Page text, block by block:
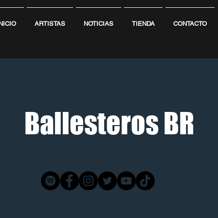
ARTISTAS NOTICIAS TIENDA CONTACTO
Ballesteros BR